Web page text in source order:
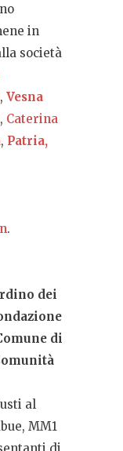
in
società
, Vesna
, Caterina
, Patria,
.
dei
di
al
MM1